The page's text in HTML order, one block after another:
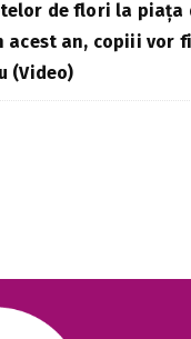
de flori la piața
acest an, copiii vor
(Video)